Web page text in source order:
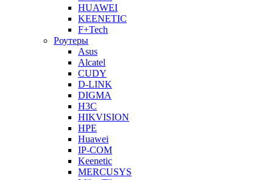
HUAWEI
KEENETIC
F+Tech
Роутеры
Asus
Alcatel
CUDY
D-LINK
DIGMA
H3C
HIKVISION
HPE
Huawei
IP-COM
Keenetic
MERCUSYS